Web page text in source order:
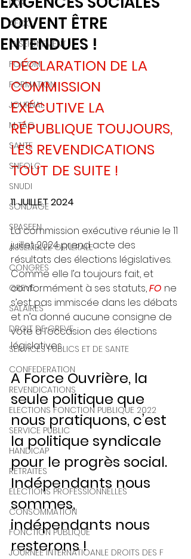
UDR
AFOC
ENSEIGNEMENT
FOCOM
FORMATION
JOURNAL
M TAG
SANTE
SNFOLC
SNUDI
SONDAGE
SPASEEN
ASSEMBLEE GENERALE
CONGRES
GREVE
SALAIRES
DROIT DE GREVE
SERVICES PUBLICS ET DE SANTE
CONFEDERATION
REVENDICATIONS
ELECTIONS FONCTION PUBLIQUE 2022
SERVICE PUBLIC
HANDICAP
RETRAITES
ELECTIONS PROFESSIONNELLES
CONSOMMATION
FONCTION PUBLIQUE
JOURNEE INTERNATIOANLE DROITS DES F
DOIVENT ÊTRE
ENTENDUES !
DÉCLARATION DE LA
COMMISSION
EXÉCUTIVE LA
RÉPUBLIQUE TOUJOURS,
LES REVENDICATIONS
TOUT DE SUITE !
11 JUILLET 2024
La commission exécutive réunie le 11
juillet 2024 prend acte des
résultats des élections législatives.
Comme elle l’a toujours fait, et
conformément à ses statuts, FO ne
s’est pas immiscée dans les débats
et n’a donné aucune consigne de
vote à l’occasion des élections
législatives.
A Force Ouvrière, la
seule politique que
nous pratiquons, c’est
la politique syndicale
pour le progrès social.
Indépendants nous
sommes,
indépendants nous
resterons !